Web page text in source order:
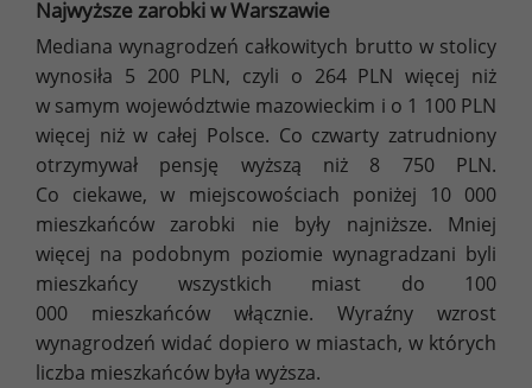
Najwyższe zarobki w Warszawie
Mediana wynagrodzeń całkowitych brutto w stolicy
wynosiła 5 200 PLN, czyli o 264 PLN więcej niż
w samym województwie mazowieckim i o 1 100 PLN
więcej niż w całej Polsce. Co czwarty zatrudniony
otrzymywał pensję wyższą niż 8 750 PLN.
Co ciekawe, w miejscowościach poniżej 10 000
mieszkańców zarobki nie były najniższe. Mniej
więcej na podobnym poziomie wynagradzani byli
mieszkańcy wszystkich miast do 100
000 mieszkańców włącznie. Wyraźny wzrost
wynagrodzeń widać dopiero w miastach, w których
liczba mieszkańców była wyższa.